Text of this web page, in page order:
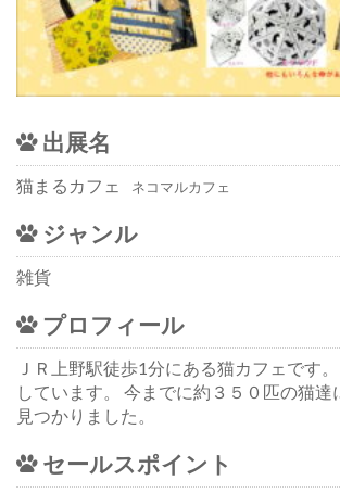
出展名
猫まるカフェ ネコマルカフェ
ジャンル
雑貨
プロフィール
ＪＲ上野駅徒歩1分にある猫カフェです
しています。 今までに約３５０匹の猫達
見つかりました。
セールスポイント